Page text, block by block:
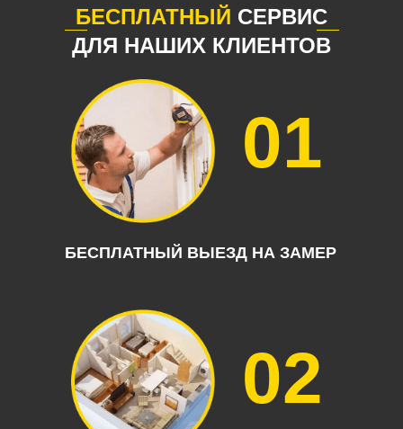
БЕСПЛАТНЫЙ ВЫЕЗД НА ЗАМЕР
01
02
БЕСПЛАТНЫЙ СЕРВИС
ДЛЯ НАШИХ КЛИЕНТОВ